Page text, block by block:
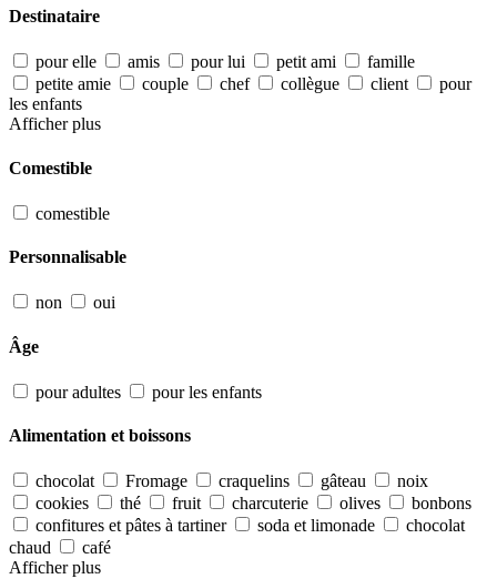
Destinataire
pour elle amis pour lui petit ami
famille
petite amie
couple chef collègue client
pour
les enfants
Afficher plus
Comestible
comestible
Personnalisable
non oui
Âge
pour adultes pour les enfants
Alimentation et boissons
chocolat Fromage craquelins gâteau
noix
cookies
thé fruit charcuterie olives
bonbons
confitures et pâtes à tartiner
soda et limonade
chocolat
chaud
café
Afficher plus